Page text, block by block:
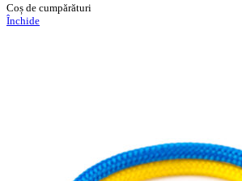
Coș de cumpărături
Închide